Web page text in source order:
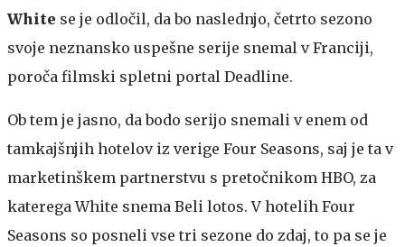
White se je odločil, da bo naslednjo, četrto sezono
svoje neznansko uspešne serije snemal v Franciji,
poroča filmski spletni portal Deadline.
Ob tem je jasno, da bodo serijo snemali v enem od
tamkajšnjih hotelov iz verige Four Seasons, saj je ta v
marketinškem partnerstvu s pretočnikom HBO, za
katerega White snema Beli lotos. V hotelih Four
Seasons so posneli vse tri sezone do zdaj, to pa se je